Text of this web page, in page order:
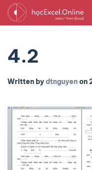
4.2
Written bydtnguyenon